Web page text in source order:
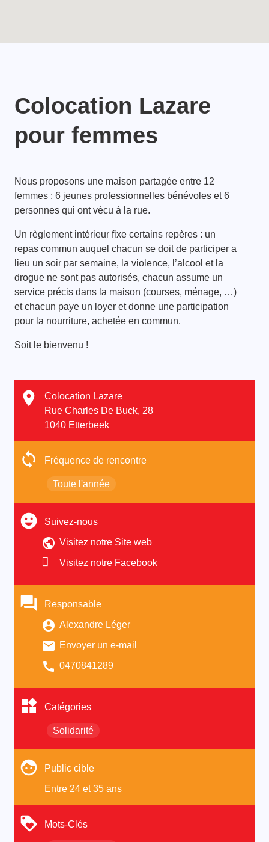
Colocation Lazare
pour femmes
Nous proposons une maison partagée entre 12
femmes : 6 jeunes professionnelles bénévoles et 6
personnes qui ont vécu à la rue.
Un règlement intérieur fixe certains repères : un
repas commun auquel chacun se doit de participer a
lieu un soir par semaine, la violence, l’alcool et la
drogue ne sont pas autorisés, chacun assume un
service précis dans la maison (courses, ménage, …)
et chacun paye un loyer et donne une participation
pour la nourriture, achetée en commun.
Soit le bienvenu !
Colocation Lazare
Rue Charles De Buck, 28
1040 Etterbeek
Fréquence de rencontre
Toute l'année
Suivez-nous
Visitez notre Site web
Visitez notre Facebook
Responsable
Alexandre Léger
Envoyer un e-mail
0470841289
Catégories
Solidarité
Public cible
Entre 24 et 35 ans
Mots-Clés